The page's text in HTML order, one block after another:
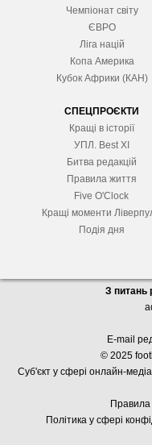
Чемпіонат світу
ЄВРО
Ліга націй
Копа Америка
Кубок Африки (КАН)
СПЕЦПРОЄКТИ
Кращі в історії
УПЛ. Best XІ
Битва редакцій
Правила життя
Five O'Clock
Кращі моменти
Подія дня
З питань
E-mail
© 2025
Суб'єкт у сфері онлайн-
Правила
Політика у сфері